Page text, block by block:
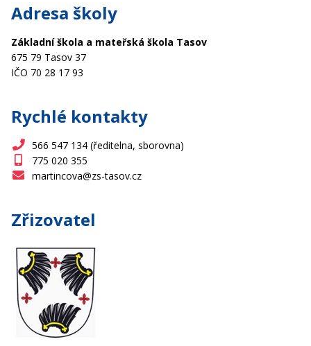
Adresa školy
Základní škola a mateřská škola Tasov
675 79 Tasov 37
IČO 70 28 17 93
Rychlé kontakty
566 547 134 (ředitelna, sborovna)
775 020 355
martincova@zs-tasov.cz
Zřizovatel